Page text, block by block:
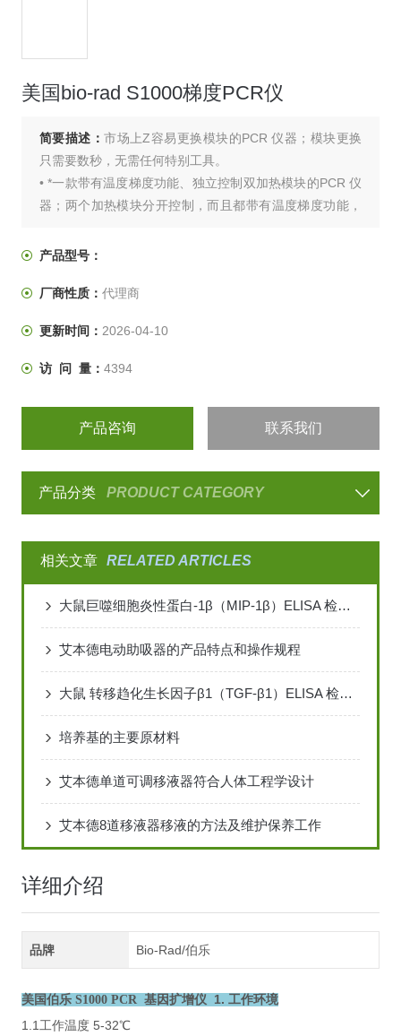
美国bio-rad S1000梯度PCR仪
简要描述：市场上Z容易更换模块的PCR 仪器；模块更换
只需要数秒，无需任何特别工具。
• *一款带有温度梯度功能、独立控制双加热模块的PCR 仪
器；两个加热模块分开控制，而且都带有温度梯度功能，
• 快速运行，升降温速度快，设定时间短，运行速度能和市
• *一款带有全自动程序编写功能的仪器，用户只需要输入
产品型号：
厂商性质： 代理商
更新时间： 2026-04-10
访 问 量： 4394
产品咨询 联系我们
产品分类 PRODUCT CATEGORY
相关文章 RELATED ARTICLES
大鼠巨噬细胞炎性蛋白-1β（MIP-1β）ELISA 检测试剂盒说明书
艾本德电动助吸器的产品特点和操作规程
大鼠 转移趋化生长因子β1（TGF-β1）ELISA 检测试剂盒说明书
培养基的主要原材料
艾本德单道可调移液器符合人体工程学设计
艾本德8道移液器移液的方法及维护保养工作
详细介绍
品牌 Bio-Rad/伯乐
美国伯乐 S1000 PCR 基因扩增仪 1. 工作环境
1.1工作温度 5-32℃